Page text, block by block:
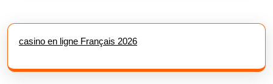
casino en ligne Français 2026